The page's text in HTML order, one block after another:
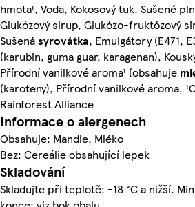
hmota¹, Voda, Kokosový tuk, Sušené
Glukózový sirup, Glukózo-fruktózový
Sušenásyrovátka, Emulgátory (E471,
(karubin, guma guar, karagenan),
Přírodní vanilkové aroma¹ (obsahuje
(karoteny), Přírodní vanilkové aroma,
Rainforest Alliance
Informace o alergenech
Obsahuje: Mandle, Mléko
Bez: Cereálie obsahující lepek
Skladování
Skladujte při teplotě: -18 °C a nižší.